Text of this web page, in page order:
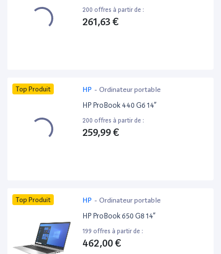
200 offres à partir de :
261,63 €
Top Produit HP - Ordinateur portable
HP ProBook 440 G6 14”
200 offres à partir de :
259,99 €
Top Produit HP - Ordinateur portable
HP ProBook 650 G8 14”
199 offres à partir de :
462,00 €